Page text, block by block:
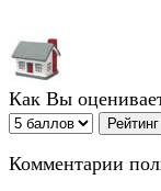
Как Вы
Комментарии